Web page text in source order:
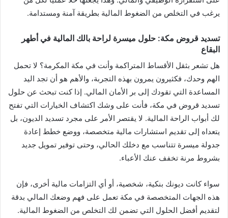
يرغب في التخلص من الضغوط المالية بطريقة آمنة ومستدامة.
تسديد قروض مكة: حلول ميسرة لراحة بالك المالية في أطهر
البقاع
هل تشعر بثقل الأقساط المتراكمة وأنت في مكة المكرمة؟ لا تحمل
الهم وحدك، فكثيرون يمرون بهذه التجربة، والأهم هو أن تجد اليد
المساعدة التي تقودك إلى بر الأمان المالي. إذا كنت تبحث عن حلول
تسديد قروض في مكة، فأنت على وشك اكتشاف الخيارات التي تفتح
لك أبواب الراحة المالية. لا يقتصر الأمر على مجرد تسديد الديون، بل
يتعداه إلى تقديم استشارات مالية متخصصة، ووضع خطط إعادة
جدولة ميسرة تتناسب مع دخلك الحالي، وحتى توفير تمويل جديد
بشروط مرنة تخفف عنك الأعباء.
سواء كانت ديونك بنكية، شخصية، أو أي التزامات مالية أخرى، فإن
هذه الجهات المتخصصة في مكة تعمل على فهم وضعك المالي بدقة
لتقديم أفضل الحلول التي تضمن لك التخلص من الضغوط المالية.